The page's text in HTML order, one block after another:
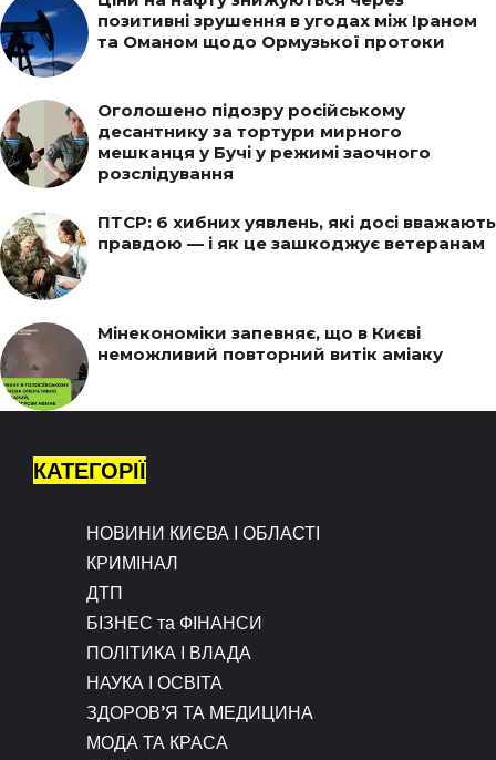
позитивні зрушення в угодах між Іраном
та Оманом щодо Ормузької протоки
Оголошено підозру російському
десантнику за тортури мирного
мешканця у Бучі у режимі заочного
розслідування
ПТСР: 6 хибних уявлень, які досі вважають
правдою — і як це зашкоджує ветеранам
Мінекономіки запевняє, що в Києві
неможливий повторний витік аміаку
КАТЕГОРІЇ
НОВИНИ КИЄВА І ОБЛАСТІ
КРИМІНАЛ
ДТП
БІЗНЕС та ФІНАНСИ
ПОЛІТИКА І ВЛАДА
НАУКА І ОСВІТА
ЗДОРОВ’Я ТА МЕДИЦИНА
МОДА ТА КРАСА